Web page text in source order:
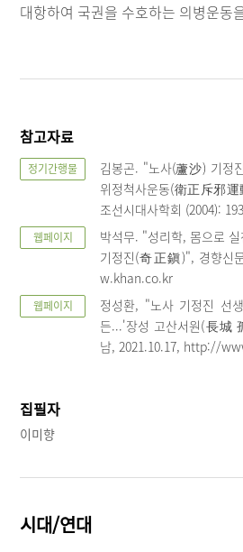
대항하여 국권을 수호하는 의병운동
참고자료
정기간행물
김봉곤. "노사(蘆沙) 기정
위정척사운동(衛正斥邪
조선시대사학회 (2004):
웹페이지
박석무. "성리학, 몸으로
기정진(奇正鎭)", 경향신
w.khan.co.kr
웹페이지
정성환, "노사 기정진 선
든...'장성 고산서원(長城
남, 2021.10.17, http://
집필자
이미향
시대/연대